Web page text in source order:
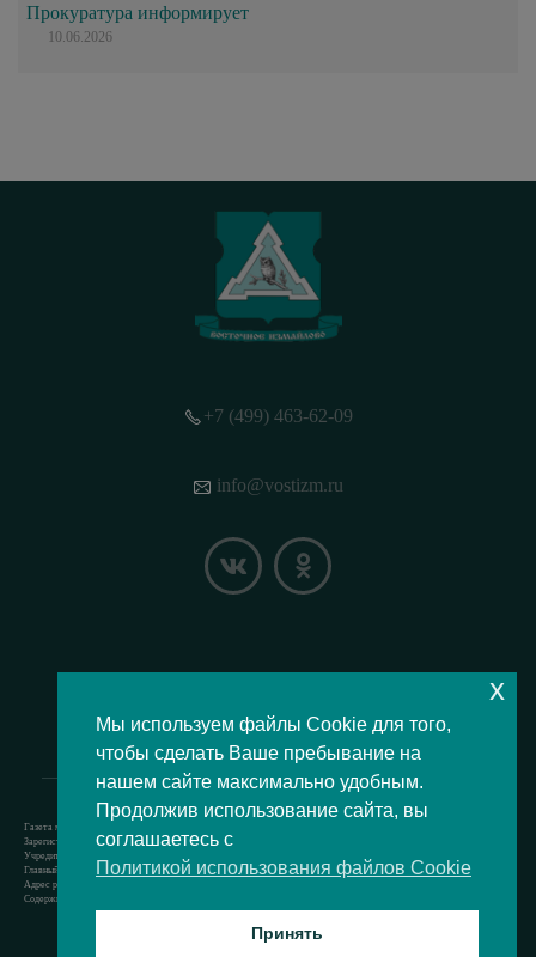
Прокуратура информирует
10.06.2026
+7 (499) 463-62-09
info@vostizm.ru
Газета муниципального округа Восточное Измайлово.
Зарегистрировано Роскомнадзором свидетельство Эл № ФС77-73364 от 24.07.2018 г.
Учредитель — аппарат Совета депутатов муниципального округа Восточное Измайлово.
Главный редактор — Кочерёжкин Н.А.
Адрес редакции: 105077, г. Москва, Измайловский бульвар, д. 50. т. +74994636209
Содержит материал возрастной категории 12+
Мы используем файлы Cookie для того,
чтобы сделать Ваше пребывание на
нашем сайте максимально удобным.
Продолжив использование сайта, вы
соглашаетесь с
Политикой использования файлов Cookie
Принять
x